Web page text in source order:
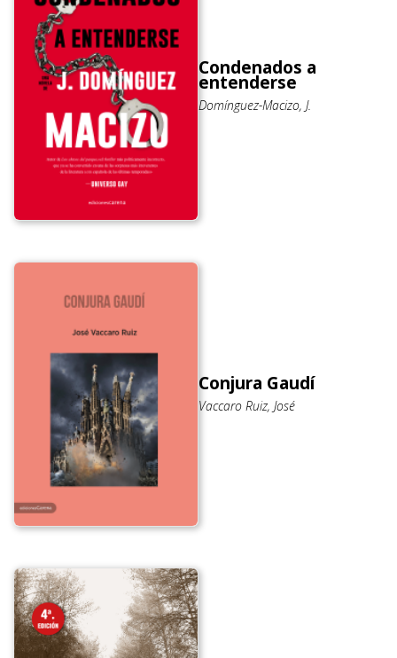
Condenados a
entenderse
Domínguez-Macizo, J.
Conjura Gaudí
Vaccaro Ruiz, José